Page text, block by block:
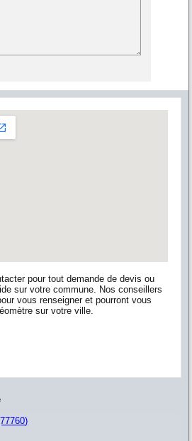
pour tout demande de devis ou
sur votre commune. Nos conseillers
vous renseigner et pourront vous
sur votre ville.